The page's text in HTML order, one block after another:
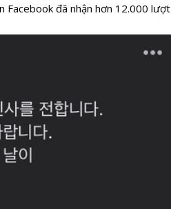
Facebook đã nhận hơn 12.000 lượt